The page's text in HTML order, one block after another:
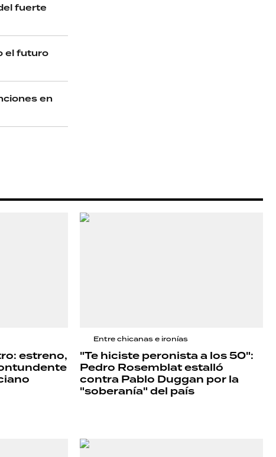
fuerte
el futuro
en
estreno,
Entre chicanas e ironías
"Te hiciste peronista a los 50":
Pedro Rosemblat estalló
contra Pablo Duggan por la
"soberanía" del país